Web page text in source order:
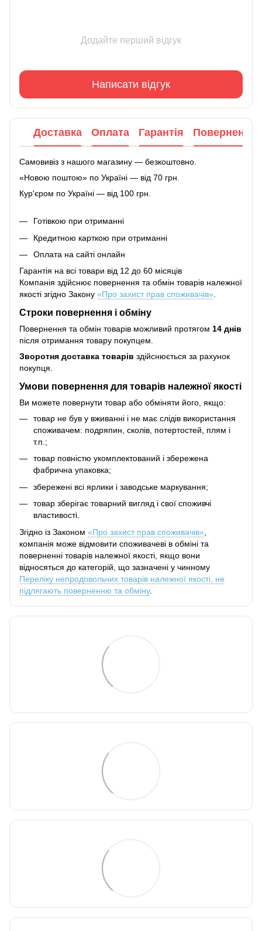
Додайте перший відгук
Написати відгук
Доставка Оплата Гарантія Повернення
Самовивіз з нашого магазину — безкоштовно.
«Новою поштою» по Україні — від 70 грн.
Кур'єром по Україні — від 100 грн.
Готівкою при отриманні
Кредитною карткою при отриманні
Оплата на сайті онлайн
Гарантія на всі товари від 12 до 60 місяців
Компанія здійснює повернення та обмін товарів належної
якості згідно Закону «Про захист прав споживачів».
Строки повернення і обміну
Повернення та обмін товарів можливий протягом 14 днів
після отримання товару покупцем.
Зворотня доставка товарів здійснюється за рахунок
покупця.
Умови повернення для товарів належної якості
Ви можете повернути товар або обміняти його, якщо:
товар не був у вживанні і не має слідів використання
споживачем: подряпин, сколів, потертостей, плям і
т.п.;
товар повністю укомплектований і збережена
фабрична упаковка;
збережені всі ярлики і заводське маркування;
товар зберігає товарний вигляд і свої споживчі
властивості.
Згідно із Законом «Про захист прав споживачів»
компанія може відмовити споживачеві в обміні та
поверненні товарів належної якості, якщо вони
відносяться до категорій, що зазначені у чинному
Переліку непродовольчих товарів належної якості, не
підлягають поверненню та обміну.